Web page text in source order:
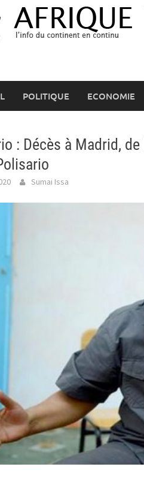
POLITIQUE ECONOMIE
: Décès à Madrid,
Sumai Issa